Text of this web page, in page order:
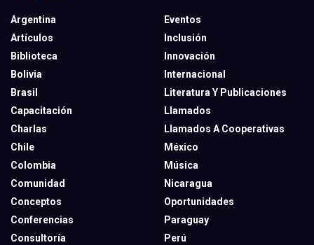
Argentina
Artículos
Biblioteca
Bolivia
Brasil
Capacitación
Charlas
Chile
Colombia
Comunidad
Conceptos
Conferencias
Consultoría
Eventos
Inclusión
Innovación
Internacional
Literatura Y Publicaciones
Llamados
Llamados A Cooperativas
México
Música
Nicaragua
Oportunidades
Paraguay
Perú